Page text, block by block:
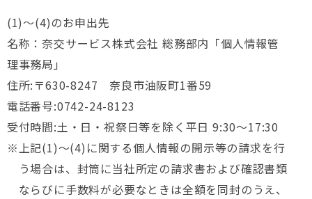
(1)～(4)のお申出先
名称：奈交サービス株式会社 総務部内「個人情報管
理事務局」
住所:〒630-8247 奈良市油阪町1番59
電話番号:0742-24-8123
受付時間:土・日・祝祭日等を除く平日 9:30～17:30
上記(1)～(4)に関する個人情報の開示等の請求を行
う場合は、封筒に当社所定の請求書および確認書類
ならびに手数料が必要なときは全額を同封のうえ、